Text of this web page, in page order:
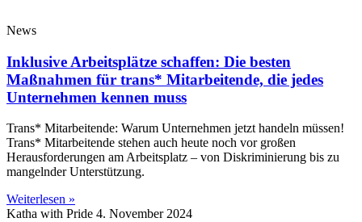
News
Inklusive Arbeitsplätze schaffen: Die besten
Maßnahmen für trans* Mitarbeitende, die jedes
Unternehmen kennen muss
Trans* Mitarbeitende: Warum Unternehmen jetzt handeln müssen!
Trans* Mitarbeitende stehen auch heute noch vor großen
Herausforderungen am Arbeitsplatz – von Diskriminierung bis zu
mangelnder Unterstützung.
Weiterlesen »
Katha with Pride 4. November 2024